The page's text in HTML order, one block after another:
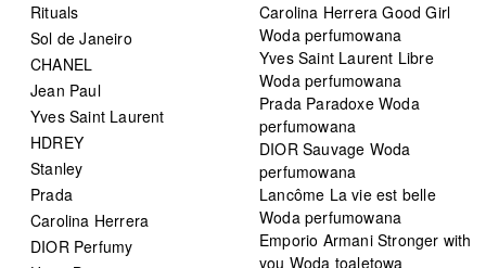
Rituals
Sol de Janeiro
CHANEL
Jean Paul
Yves Saint Laurent
HDREY
Stanley
Prada
Carolina Herrera
DIOR Perfumy
Carolina Herrera Good Girl
Woda perfumowana
Yves Saint Laurent Libre
Woda perfumowana
Prada Paradoxe Woda
perfumowana
DIOR Sauvage Woda
perfumowana
Lancôme La vie est belle
Woda perfumowana
Emporio Armani Stronger with
you Woda toaletowa